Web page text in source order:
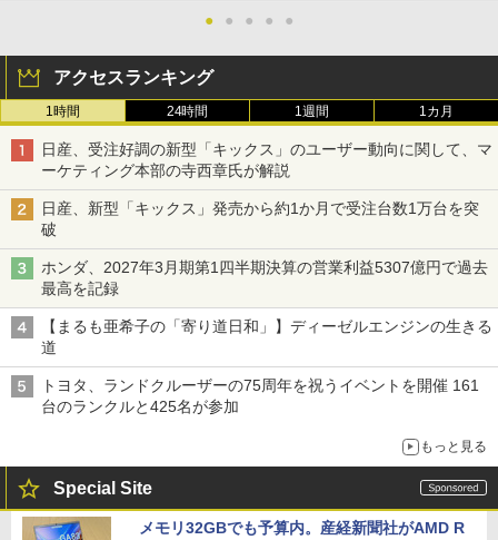
● ● ● ● ●
アクセスランキング
1時間 24時間 1週間 1カ月
日産、受注好調の新型「キックス」のユーザー動向に関して、マ
ーケティング本部の寺西章氏が解説
日産、新型「キックス」発売から約1か月で受注台数1万台を突
破
ホンダ、2027年3月期第1四半期決算の営業利益5307億円で過去
最高を記録
【まるも亜希子の「寄り道日和」】ディーゼルエンジンの生きる
道
トヨタ、ランドクルーザーの75周年を祝うイベントを開催 161
台のランクルと425名が参加
もっと見る
Special Site
メモリ32GBでも予算内。産経新聞社がAMD R